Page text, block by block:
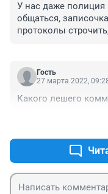
У нас даже полиция
общаться,
протоколы
Гость
27 марта 2022,
Какого лешего